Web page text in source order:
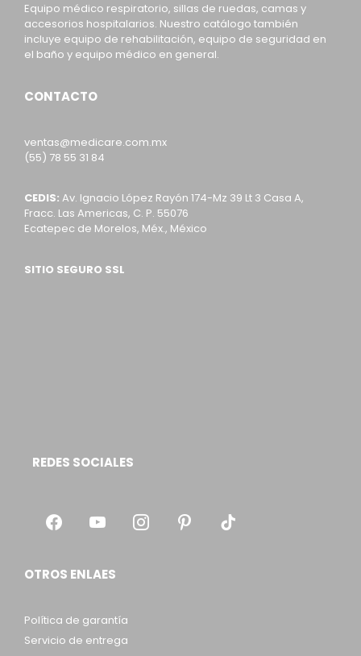
Equipo médico respiratorio, sillas de ruedas, camas y
accesorios hospitalarios. Nuestro catálogo también
incluye equipo de rehabilitación, equipo de seguridad en
el baño y equipo médico en general.
CONTACTO
ventas@medicare.com.mx
(55) 78 55 31 84
CEDIS: Av. Ignacio López Rayón 174-Mz 39 Lt 3 Casa A,
Fracc. Las Americas, C. P. 55076
Ecatepec de Morelos, Méx., México
SITIO SEGURO SSL
REDES SOCIALES
OTROS ENLAES
Política de garantía
Servicio de entrega